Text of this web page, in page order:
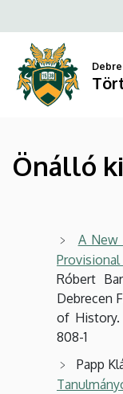
kiadványok
Történelmi
Intézet
a
tartalomra
Önálló
A New
Róbert
Debrecen
of History.
808-1
Papp